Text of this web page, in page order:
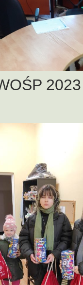
2023